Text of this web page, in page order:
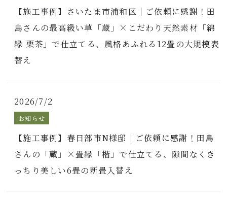
【施工事例】さいたま市浦和区｜ご依頼に感謝！田
島さんの最高級い草「蔵」×こだわり天然素材「綿
縁 栗茶」で仕立てる、風格あふれる12畳の大規模表
替え
2026/7/2
お知らせ
【施工事例】春日部市N様邸｜ご依頼に感謝！田島
さんの「蔵」×畳縁「楷」で仕立てる、隙間なくき
っちり美しい6畳の新畳入替え